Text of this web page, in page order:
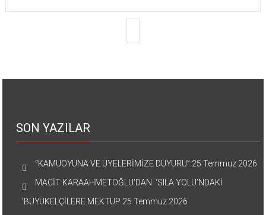
SON YAZILAR
“KAMUOYUNA VE ÜYELERİMİZE DUYURU” 25 Temmuz 2026
MACİT KARAAHMETOĞLU’DAN ‘SILA YOLU’NDAKİ
’BÜYÜKELÇİLERE MEKTUP 25 Temmuz 2026